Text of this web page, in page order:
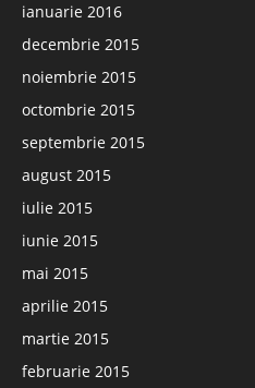
ianuarie 2016
decembrie 2015
noiembrie 2015
octombrie 2015
septembrie 2015
august 2015
iulie 2015
iunie 2015
mai 2015
aprilie 2015
martie 2015
februarie 2015